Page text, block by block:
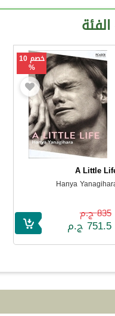
خصم 10
%
A Little
Hanya
835 ج.م
751.5 ج.م